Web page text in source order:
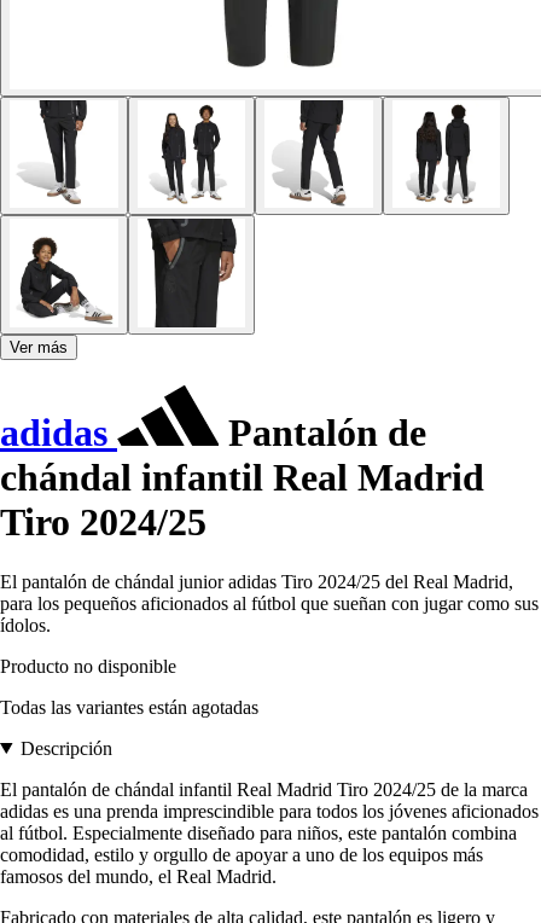
Ver más
adidas
Pantalón de
chándal infantil Real Madrid
Tiro 2024/25
El pantalón de chándal junior adidas Tiro 2024/25 del Real Madrid,
para los pequeños aficionados al fútbol que sueñan con jugar como sus
ídolos.
Producto no disponible
Todas las variantes están agotadas
Descripción
El pantalón de chándal infantil Real Madrid Tiro 2024/25 de la marca
adidas es una prenda imprescindible para todos los jóvenes aficionados
al fútbol. Especialmente diseñado para niños, este pantalón combina
comodidad, estilo y orgullo de apoyar a uno de los equipos más
famosos del mundo, el Real Madrid.
Fabricado con materiales de alta calidad, este pantalón es ligero y